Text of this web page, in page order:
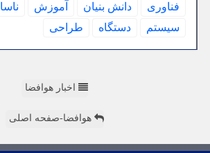
فناوری دانش بنیان آموزش ناسا
سیستم
دستگاه طراحی
اخبار هوافضا
هوافضا-صفحه اصلی